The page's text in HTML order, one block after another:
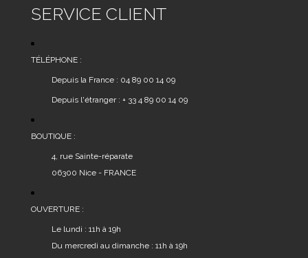
SERVICE CLIENT
TÉLÉPHONE :
Depuis la France : 04 89 00 14 09
Depuis l'étranger : + 33 4 89 00 14 09
BOUTIQUE :
4, rue Sainte-réparate
06300 Nice - FRANCE
OUVERTURE :
Le lundi : 11h à 19h
Du mercredi au dimanche : 11h à 19h